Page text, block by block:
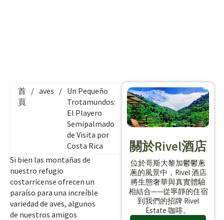
首
頁
/ aves / Un Pequeño
Trotamundos:
El Playero
Semipalmado
de Visita por
Costa Rica
Si bien las montañas de
nuestro refugio
costarricense ofrecen un
paraíso para una increíble
variedad de aves, algunos
de nuestros amigos
關於Rivel酒店
位於哥斯大黎加鬱鬱蔥
蔥的風景中，Rivel 酒店
將生態奢華與真實體驗
相結合——從寧靜的住宿
到我們的招牌 Rivel
Estate 咖啡。